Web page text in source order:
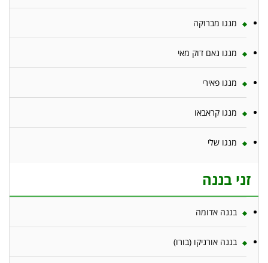
מנגו מברוקה
מנגו נאם דוק מאי
מנגו פאירי
מנגו קראבאו
מנגו שלי
זני בננה
בננה אדומה
בננה אורניקו (בורו)